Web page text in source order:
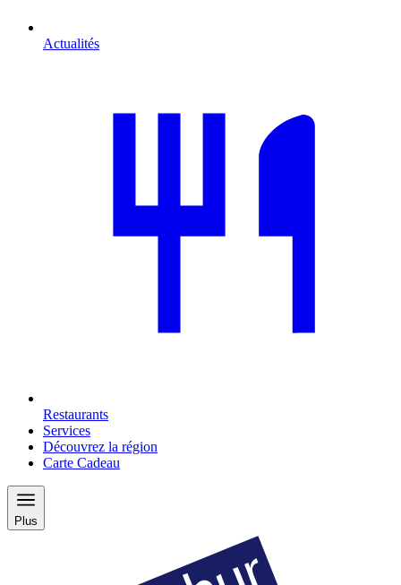
Actualités
Restaurants
Services
Découvrez la région
Carte Cadeau
Plus